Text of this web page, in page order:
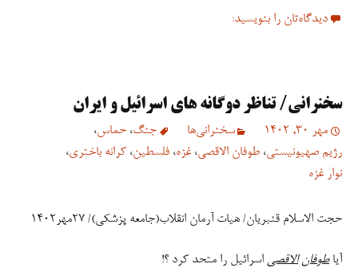
دیدگاه‌تان را بنویسید:
سخنرانی/ تناظر دوگانه های اسرائیل و ایران
مهر 30, 1402 سخنرانی‏‏‌ها جنگ، حماس،
رژیم صهیونیستی، طوفان الاقصی، غزه، فلسطین، کرانه باختری،
نوار غزه
حجت الاسلام قنبریان/ هیات آرمان انقلاب(جامعه پزشکی)/ ۲۷مهر۱۴۰۲
آیاطوفان الاقصی اسرائیل را متحد کرد ؟!